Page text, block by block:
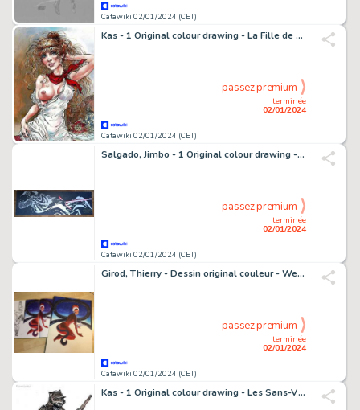
Catawiki 02/01/2024 (CET)
Kas - 1 Original colour drawing - La Fille de Paname - Amélie
Catawiki 02/01/2024 (CET)
terminée
02/01/2024
passez premium
Salgado, Jimbo - 1 Original colour drawing - Star Wars - Kylo Ren - 2015
Catawiki 02/01/2024 (CET)
terminée
02/01/2024
passez premium
Girod, Thierry - Dessin original couleur - Western Corset T1 - (2002)
Catawiki 02/01/2024 (CET)
terminée
02/01/2024
passez premium
Kas - 1 Original colour drawing - Les Sans-Visages - Capitaine